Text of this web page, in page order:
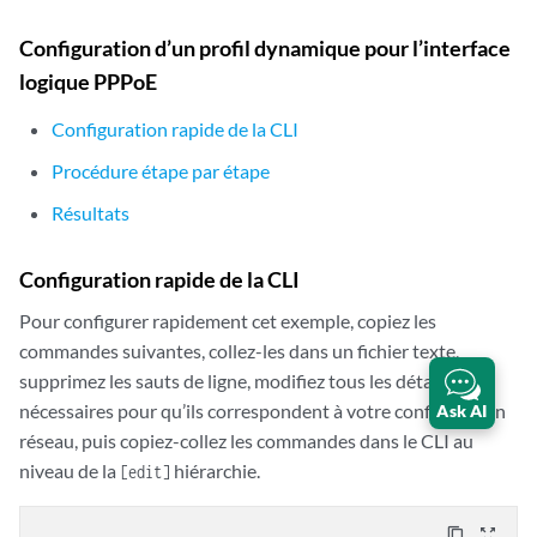
        }
        address-assignment {
                family inet {
                    range v4-range-0 {
                        low 203.0.113.161;
                    dhcp-attributes {
                        maximum-lease-time 99999;
                    }
            }
            pool v6-ia-na-pool {
                family inet6 {
                    prefix 2001:db8:1000:0000::/64;
Configuration d’un profil dynamique pour l’interface
logique PPPoE
Configuration rapide de la CLI
Procédure étape par étape
Résultats
Configuration rapide de la CLI
Pour configurer rapidement cet exemple, copiez les
commandes suivantes, collez-les dans un fichier texte,
supprimez les sauts de ligne, modifiez tous les détails
nécessaires pour qu’ils correspondent à votre configuration
réseau, puis copiez-collez les commandes dans le CLI au
niveau de la [edit] hiérarchie.
Ask AI